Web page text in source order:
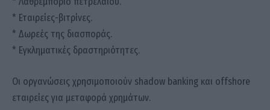
* Εταιρείες-βιτρίνες.
* Δωρεές της διασποράς.
* Εγκληματικές δραστηριότητες.
Οι οργανώσεις χρησιμοποιούν shadow banking και offshore
εταιρείες για μεταφορά χρημάτων.